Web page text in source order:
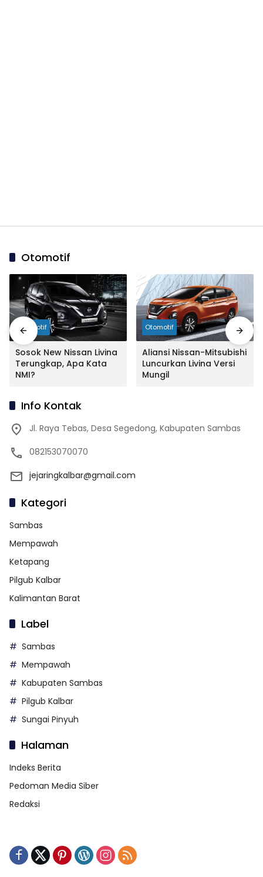
Otomotif
Otomotif
Sosok New Nissan Livina
Terungkap, Apa Kata
NMI?
Otomotif
Aliansi Nissan-Mitsubishi
Luncurkan Livina Versi
Mungil
Info Kontak
Jl. Raya Tebas, Desa Segedong, Kabupaten Sambas
082153070070
jejaringkalbar@gmail.com
Kategori
Sambas
Mempawah
Ketapang
Pilgub Kalbar
Kalimantan Barat
Label
Sambas
Mempawah
Kabupaten Sambas
Pilgub Kalbar
Sungai Pinyuh
Halaman
Indeks Berita
Pedoman Media Siber
Redaksi